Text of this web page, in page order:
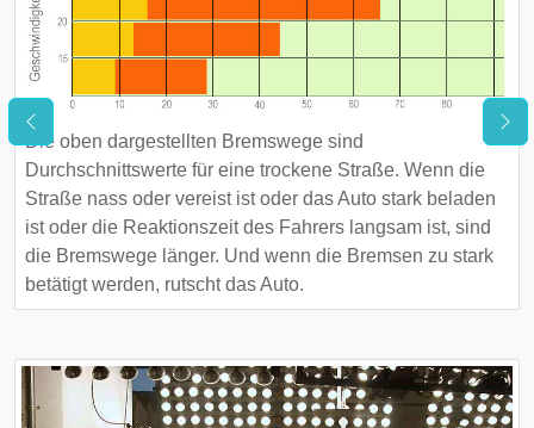
Die oben dargestellten Bremswege sind
Durchschnittswerte für eine trockene Straße. Wenn die
Straße nass oder vereist ist oder das Auto stark beladen
ist oder die Reaktionszeit des Fahrers langsam ist, sind
die Bremswege länger. Und wenn die Bremsen zu stark
betätigt werden, rutscht das Auto.